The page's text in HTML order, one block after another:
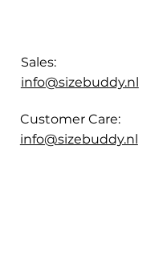
Sales:
info@sizebuddy.nl
Customer Care:
info@sizebuddy.nl